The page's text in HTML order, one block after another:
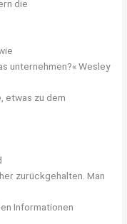
die
unternehmen?« Wesley
etwas zu dem
zurückgehalten. Man
Informationen